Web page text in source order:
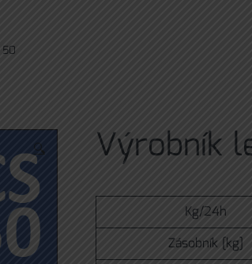
🔍 Výrobník
Kg/24h
Zásobník [kg]